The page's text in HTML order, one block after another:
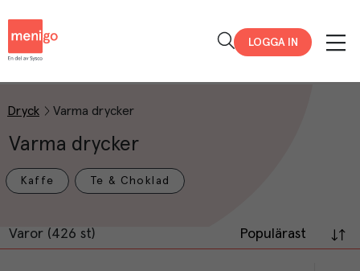
LOGGA IN
Dryck Varma drycker
Varma drycker
Kaffe Te & Choklad
Varor (426 st) Populärast